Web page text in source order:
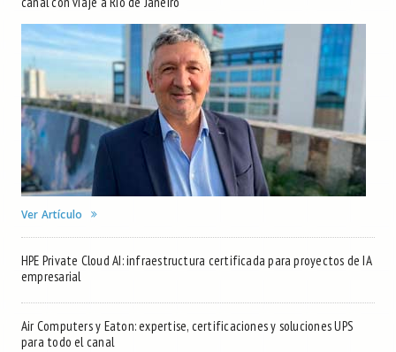
Ver Artículo
HPE Private Cloud AI: infraestructura certificada para proyectos de IA
empresarial
Air Computers y Eaton: expertise, certificaciones y soluciones UPS
para todo el canal